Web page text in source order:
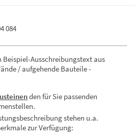
084
Beispiel-Ausschreibungstext aus
/ aufgehende Bauteile -
den für Sie passenden
stehen u.a.
zur Verfügung: